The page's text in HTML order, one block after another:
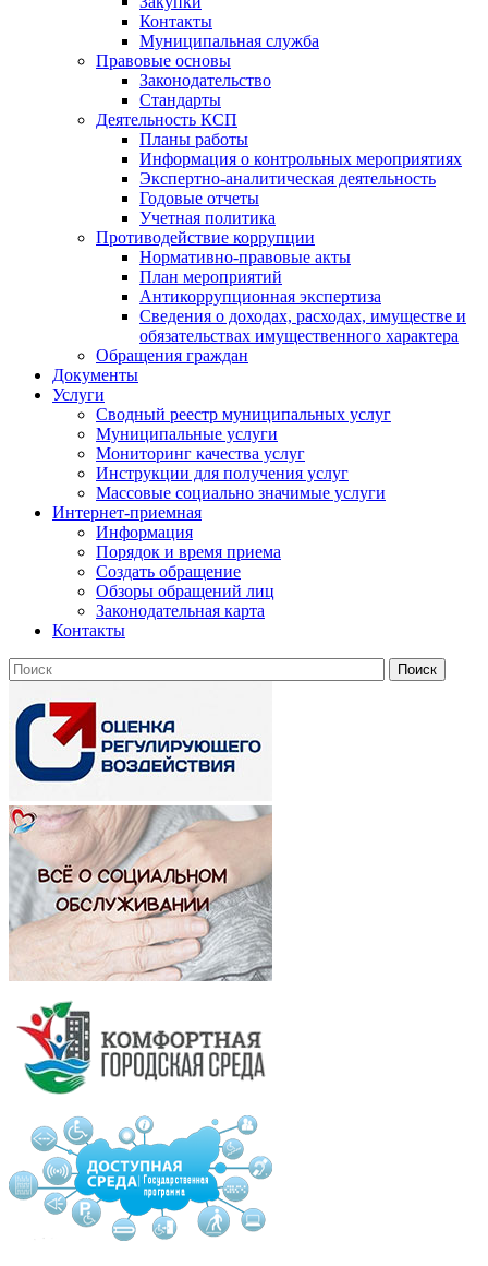
Контакты
Муниципальная служба
Правовые основы
Законодательство
Стандарты
Деятельность КСП
Планы работы
Информация о контрольных мероприятиях
Экспертно-аналитическая деятельность
Годовые отчеты
Учетная политика
Противодействие коррупции
Нормативно-правовые акты
План мероприятий
Антикоррупционная экспертиза
Сведения о доходах, расходах, имуществе и
обязательствах имущественного характера
Обращения граждан
Документы
Услуги
Сводный реестр муниципальных услуг
Муниципальные услуги
Мониторинг качества услуг
Инструкции для получения услуг
Массовые социально значимые услуги
Интернет-приемная
Информация
Порядок и время приема
Создать обращение
Обзоры обращений лиц
Законодательная карта
Контакты